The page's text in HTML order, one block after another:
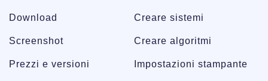
Download
Screenshot
Prezzi e versioni
Creare sistemi
Creare algoritmi
Impostazioni stampante